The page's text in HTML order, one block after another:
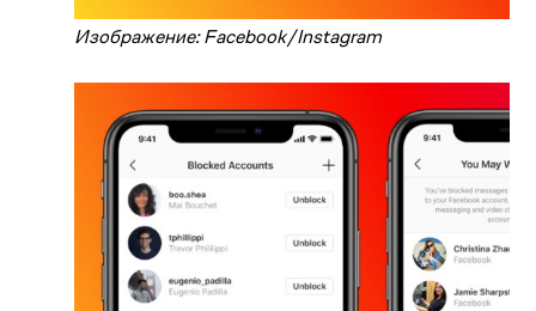
Изображение: Facebook/Instagram